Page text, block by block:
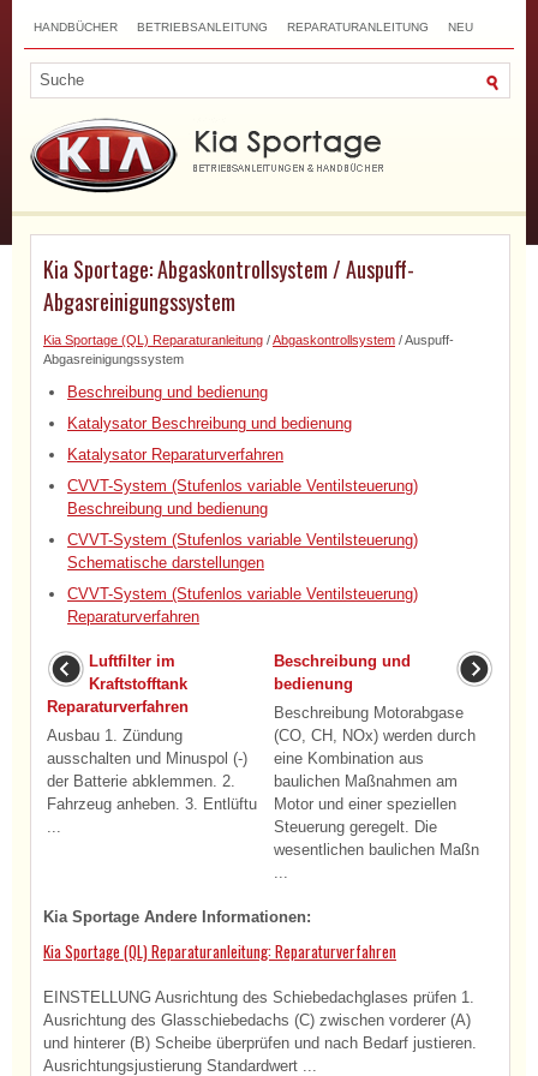
HANDBÜCHER BETRIEBSANLEITUNG REPARATURANLEITUNG NEU
Kia Sportage: Abgaskontrollsystem / Auspuff-
Abgasreinigungssystem
Kia Sportage (QL) Reparaturanleitung /Abgaskontrollsystem / Auspuff-
Abgasreinigungssystem
Beschreibung und bedienung
Katalysator Beschreibung und bedienung
Katalysator Reparaturverfahren
CVVT-System (Stufenlos variable Ventilsteuerung)
Beschreibung und bedienung
CVVT-System (Stufenlos variable Ventilsteuerung)
Schematische darstellungen
CVVT-System (Stufenlos variable Ventilsteuerung)
Reparaturverfahren
Luftfilter im
Kraftstofftank
Reparaturverfahren
Ausbau 1. Zündung
ausschalten und Minuspol (-)
der Batterie abklemmen. 2.
Fahrzeug anheben. 3. Entlüftu
...
Beschreibung und
bedienung
Beschreibung Motorabgase
(CO, CH, NOx) werden durch
eine Kombination aus
baulichen Maßnahmen am
Motor und einer speziellen
Steuerung geregelt. Die
wesentlichen baulichen Maßn
...
Kia Sportage Andere Informationen:
Kia Sportage (QL) Reparaturanleitung: Reparaturverfahren
EINSTELLUNG Ausrichtung des Schiebedachglases prüfen 1.
Ausrichtung des Glasschiebedachs (C) zwischen vorderer (A)
und hinterer (B) Scheibe überprüfen und nach Bedarf justieren.
Ausrichtungsjustierung Standardwert ...